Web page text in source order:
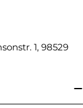
1, 98529